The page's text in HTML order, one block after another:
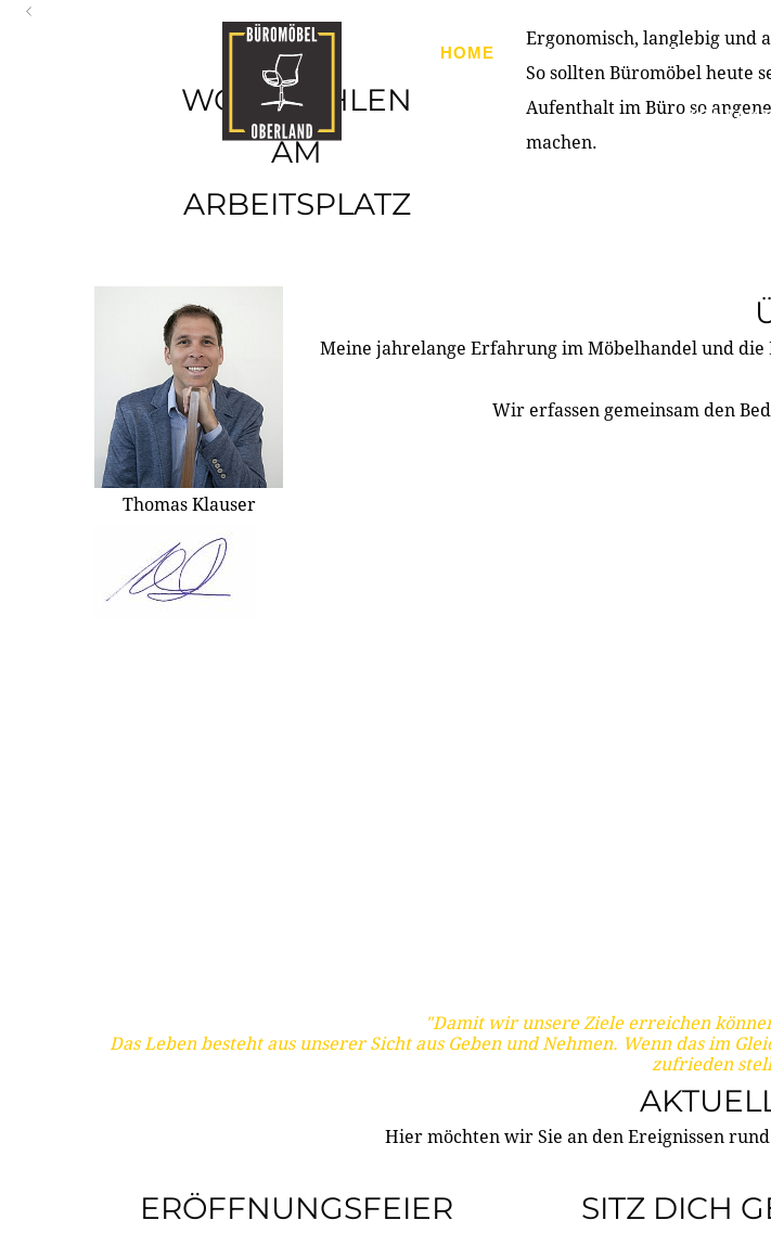
HOME PRODUKTE ÜBER UNS
KONTAKT
WOHLFÜHLEN
AM
ARBEITSPLATZ
Ergonomisch, langlebig und
So sollten Büromöbel heute
Aufenthalt im Büro so
machen.
Thomas Klauser
Meine jahrelange Erfahrung im Möbelhandel und
Wir erfassen gemeinsam den
"Damit wir unsere Ziele erreichen
Das Leben besteht aus unserer Sicht aus Geben und Nehmen. Wenn das im
zufrieden
Hier möchten wir Sie an den Ereignissen
ERÖFFNUNGSFEIER SITZ DICH